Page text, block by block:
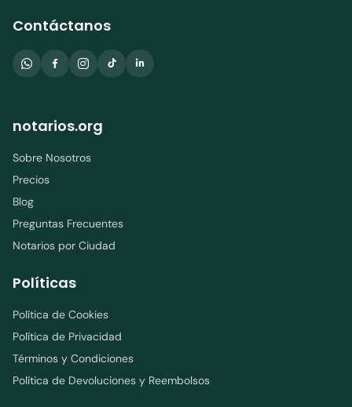
Contáctanos
notarios.org
Sobre Nosotros
Precios
Blog
Preguntas Frecuentes
Notarios por Ciudad
Políticas
Política de Cookies
Política de Privacidad
Términos y Condiciones
Política de Devoluciones y Reembolsos